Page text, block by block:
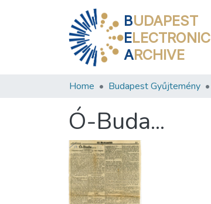
BUDAPEST
ELECTRONIC
ARCHIVE
Home Budapest Gyűjtemény
Ó-Buda...